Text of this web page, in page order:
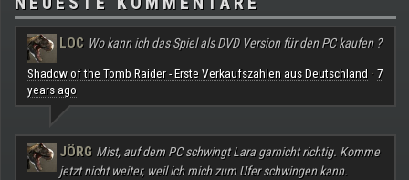
LOC Wo kann ich das Spiel als DVD Version für den PC kaufen ?
Shadow of the Tomb Raider - Erste Verkaufszahlen aus Deutschland · 7
years ago
JÖRG Mist, auf dem PC schwingt Lara garnicht richtig. Komme
jetzt nicht weiter, weil ich mich zum Ufer schwingen kann.